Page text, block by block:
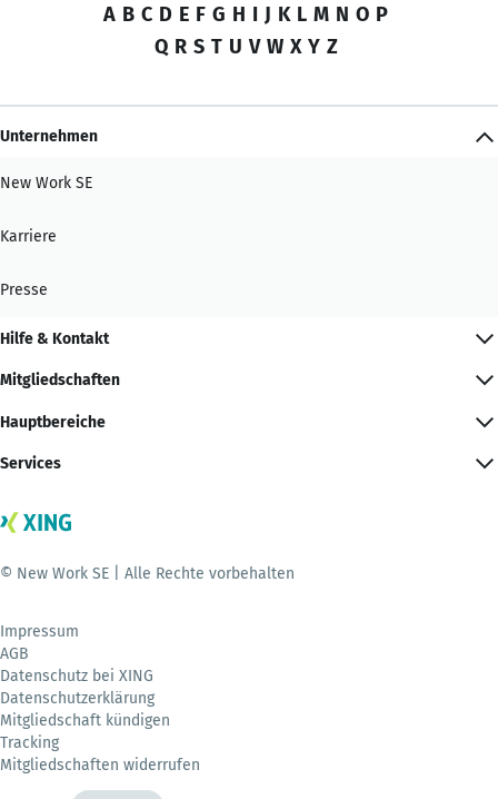
A B C D E F G H I J K L M N O P
Q R S T U V W X Y Z
Unternehmen
New Work SE
Karriere
Presse
Hilfe & Kontakt
Mitgliedschaften
Hauptbereiche
Services
© New Work SE | Alle Rechte vorbehalten
Impressum
AGB
Datenschutz bei XING
Datenschutzerklärung
Mitgliedschaft kündigen
Tracking
Mitgliedschaften widerrufen